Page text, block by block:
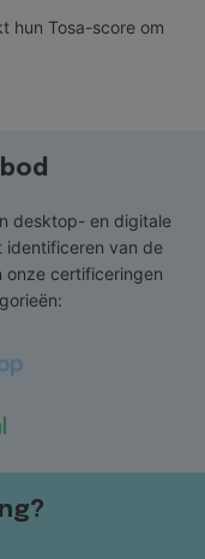
hun Tosa-score om
desktop- en digitale
identificeren van de
onze certificeringen